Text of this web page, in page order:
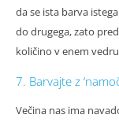
da se ista barva
do drugega, zato
količino v enem
7. Barvajte z
Večina nas ima